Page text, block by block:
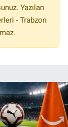
Yazılan
- Trabzon